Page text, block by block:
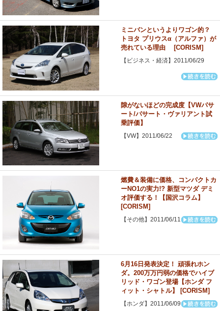
ミニバンというよりワゴン的？
トヨタ プリウスα（アルファ）が
売れている理由 [CORISM]
【ビジネス・経済】2011/06/29
隙がないほどの完成度【VWパサ
ート/パサート・ヴァリアント試
乗評価】
【VW】2011/06/22
燃費＆装備に価格、コンパクトカ
ーNO1の実力!? 新型マツダ デミ
オ評価する！【国沢コラム】
[CORISM]
【その他】2011/06/11
6月16日発表決定！ 頑張れホン
ダ。200万万円弱の価格でハイブ
リッド・ワゴン登場【ホンダ フ
ィット・シャトル】 [CORISM]
【ホンダ】2011/06/09